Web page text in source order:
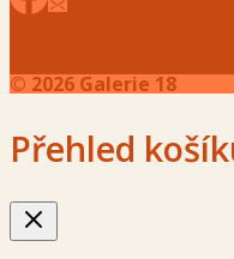
© 2026 Galerie 18
Přehled